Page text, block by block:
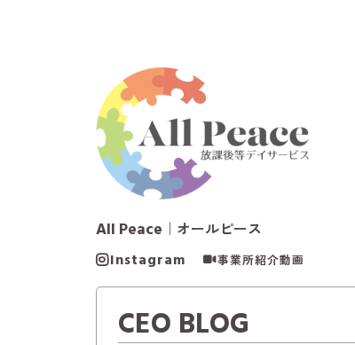
All Peace ｜オールピース
Instagram 事業所紹介動画
CEO BLOG